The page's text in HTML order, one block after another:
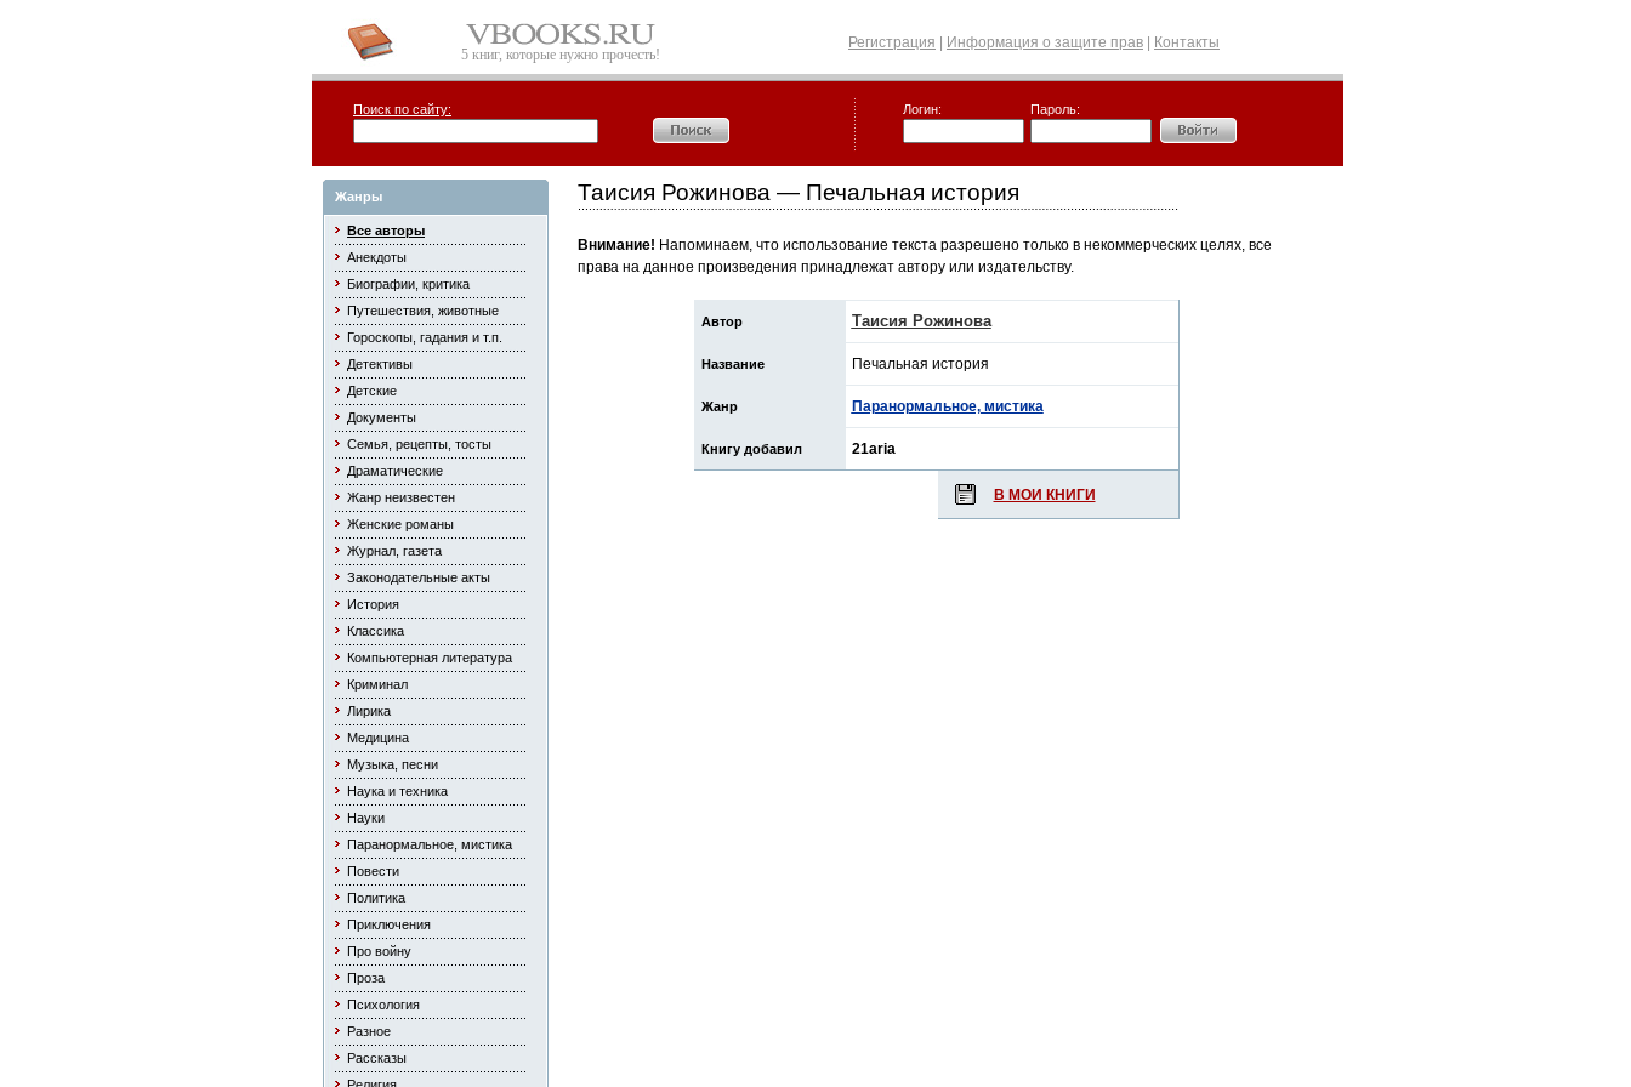
5 книг, которые нужно прочесть!
Регистрация Информация о защите прав Контакты
Поиск по сайту: Логин: Пароль:
Жанры
Все авторы
Анекдоты
Биографии, критика
Путешествия, животные
Гороскопы, гадания и т.п.
Детективы
Детские
Документы
Семья, рецепты, тосты
Драматические
Жанр неизвестен
Женские романы
Журнал, газета
Законодательные акты
История
Классика
Компьютерная литература
Криминал
Лирика
Медицина
Музыка, песни
Наука и техника
Науки
Паранормальное, мистика
Повести
Политика
Приключения
Про войну
Проза
Психология
Разное
Рассказы
Таисия Рожинова — Печальная история
Внимание! Напоминаем, что использование текста разрешено только в некоммерческих целях, все
права на данное произведения принадлежат автору или издательству.
Автор Таисия Рожинова
Название Печальная история
Жанр Паранормальное, мистика
Книгу добавил 21aria
В МОИ КНИГИ